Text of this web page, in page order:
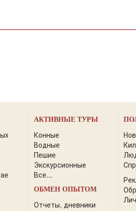
АКТИВНЫЕ ТУРЫ
Конные
Водные
Пешие
Экскурсионные
Все...
ОБМЕН ОПЫТОМ
Отчеты, дневники